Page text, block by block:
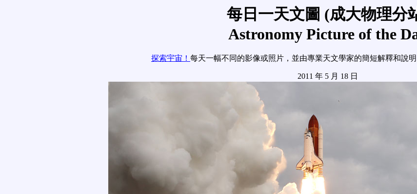
每日一天文圖 (成大物理分
Astronomy Picture of the
探索宇宙！ 每天一幅不同的影像或照片，並由專業天文學家的簡短解釋和說明
2011 年 5 月 18 日